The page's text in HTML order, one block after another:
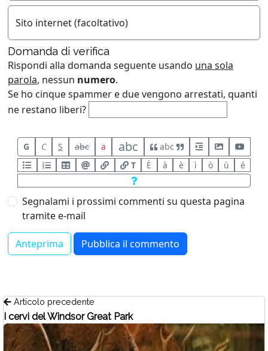
Sito internet (facoltativo)
Domanda di verifica
Rispondi alla domanda seguente usando una sola
parola, nessun numero.
Se ho cinque spammer e due vengono arrestati, quanti
ne restano liberi?
G C S abc a abc
abc
T
È à è ì ò ù é
Segnalami i prossimi commenti su questa pagina
tramite e-mail
Articolo precedente
I cervi del Windsor Great Park